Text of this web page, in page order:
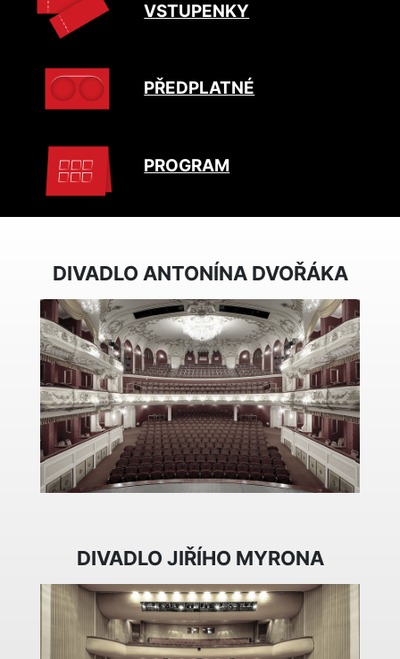
VSTUPENKY
PŘEDPLATNÉ
PROGRAM
DIVADLO ANTONÍNA DVOŘÁKA
DIVADLO JIŘÍHO MYRONA